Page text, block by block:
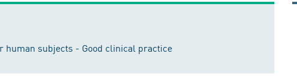
human subjects - Good clinical practice